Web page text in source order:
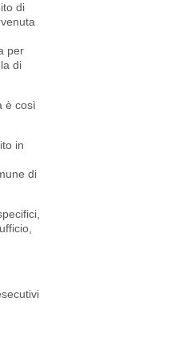
di
per
di
è così
in
di